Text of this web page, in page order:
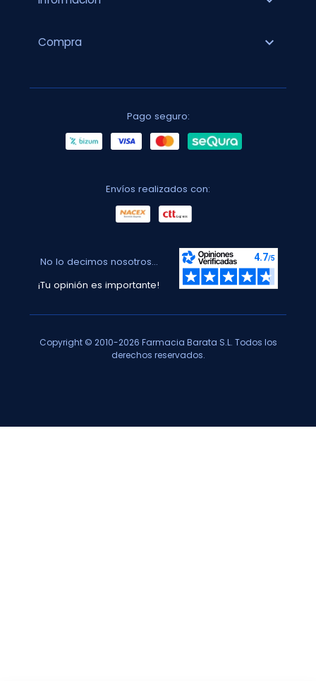
Compra expand_more
Pago seguro:
Envíos realizados con:
No lo decimos nosotros...
¡Tu opinión es importante!
Copyright © 2010-2026 Farmacia Barata S.L. Todos los
derechos reservados.